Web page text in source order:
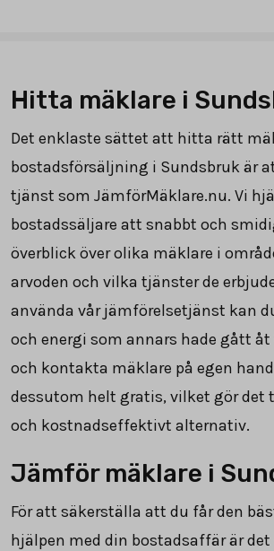
Hitta mäklare i
Det enklaste sättet att hitta rätt
bostadsförsäljning i Sundsbruk är
tjänst som JämförMäklare.nu. Vi
bostadssäljare att snabbt och
överblick över olika mäklare i
arvoden och vilka tjänster de
använda vår jämförelsetjänst kan
och energi som annars hade gått
och kontakta mäklare på egen
dessutom helt gratis, vilket gör det
och kostnadseffektivt alternativ.
Jämför mäklare i
För att säkerställa att du får den
hjälpen med din bostadsaffär är